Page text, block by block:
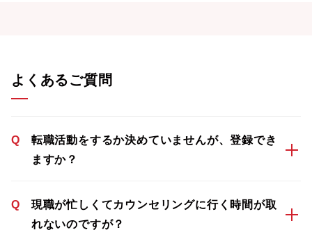
よくあるご質問
Q
転職活動をするか決めていませんが、登録でき
ますか？
Q
現職が忙しくてカウンセリングに行く時間が取
れないのですが？